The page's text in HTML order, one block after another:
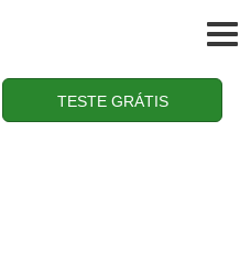
TESTE GRÁTIS